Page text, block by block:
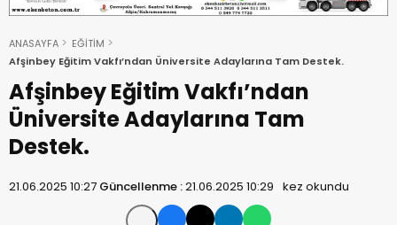
ANASAYFA
EĞİTİM
Afşinbey Eğitim Vakfı’ndan Üniversite Adaylarına Tam Destek.
Afşinbey Eğitim Vakfı’ndan
Üniversite Adaylarına Tam
Destek.
21.06.2025 10:27 Güncellenme :21.06.2025 10:29 kez okundu